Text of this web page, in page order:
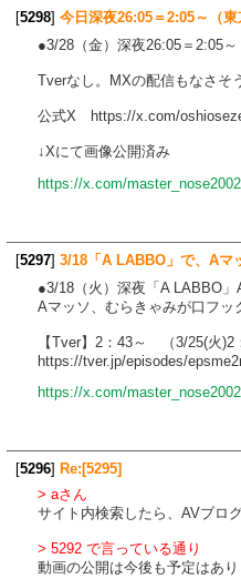
[5298] 今日深夜26:05＝2:05～（
●3/28（金）深夜26:05＝2:05
Tverなし。MXの配信もなさそ
公式X https://x.com/
↓Xにて画像公開済み
https://x.com/
[5297] 3/18「A LABBO」で、Aマ
●3/18（火）深夜「A LABBO
Aマッソ、むらきゃみが口フッ
【Tver】2：43～ （3/25(火)2
https://tver.jp/episodes/
https://x.com/
[5296] Re:[5295]
> aさん
サイト内検索したら、AVブロ
> 5292 で言っている通り
動画の公開は今後も予定はあり